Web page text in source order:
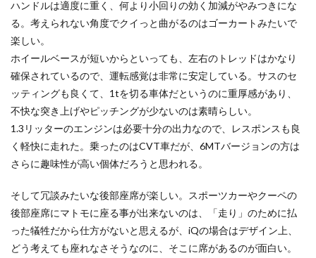
ハンドルは適度に重く、何より小回りの効く加減がやみつきにな
る。考えられない角度でクイっと曲がるのはゴーカートみたいで
楽しい。
ホイールベースが短いからといっても、左右のトレッドはかなり
確保されているので、運転感覚は非常に安定している。サスのセ
ッティングも良くて、1tを切る車体だというのに重厚感があり、
不快な突き上げやピッチングが少ないのは素晴らしい。
1.3リッターのエンジンは必要十分の出力なので、レスポンスも良
く軽快に走れた。乗ったのはCVT車だが、6MTバージョンの方は
さらに趣味性が高い個体だろうと思われる。
そして冗談みたいな後部座席が楽しい。スポーツカーやクーペの
後部座席にマトモに座る事が出来ないのは、「走り」のために払
った犠牲だから仕方がないと思えるが、iQの場合はデザイン上、
どう考えても座れなさそうなのに、そこに席があるのが面白い。